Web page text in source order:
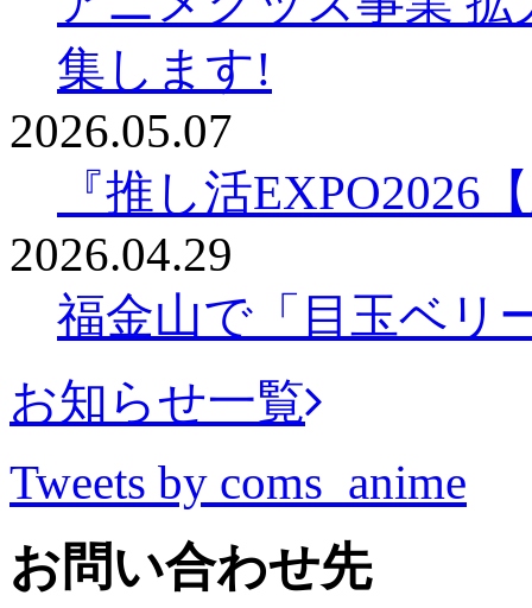
集します!
2026.05.07
『推し活EXPO2026
2026.04.29
福金山で「目玉ベリ
お知らせ一覧
Tweets by coms_anime
お問い合わせ先